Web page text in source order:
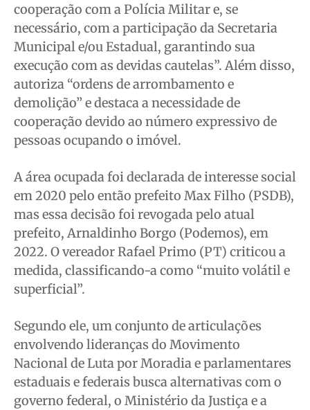
Expediente
Contato
Anuncie
Expediente
Contato
Anuncie
Expediente
Contato
Anuncie
Expediente
Contato
Anuncie
cooperação com a Polícia Militar e, se
necessário, com a participação da Secretaria
Municipal e/ou Estadual, garantindo sua
execução com as devidas cautelas”. Além disso,
autoriza “ordens de arrombamento e
demolição” e destaca a necessidade de
cooperação devido ao número expressivo de
pessoas ocupando o imóvel.
A área ocupada foi declarada de interesse social
em 2020 pelo então prefeito Max Filho (PSDB),
mas essa decisão foi revogada pelo atual
prefeito, Arnaldinho Borgo (Podemos), em
2022. O vereador Rafael Primo (PT) criticou a
medida, classificando-a como “muito volátil e
superficial”.
Segundo ele, um conjunto de articulações
envolvendo lideranças do Movimento
Nacional de Luta por Moradia e parlamentares
estaduais e federais busca alternativas com o
governo federal, o Ministério da Justiça e a